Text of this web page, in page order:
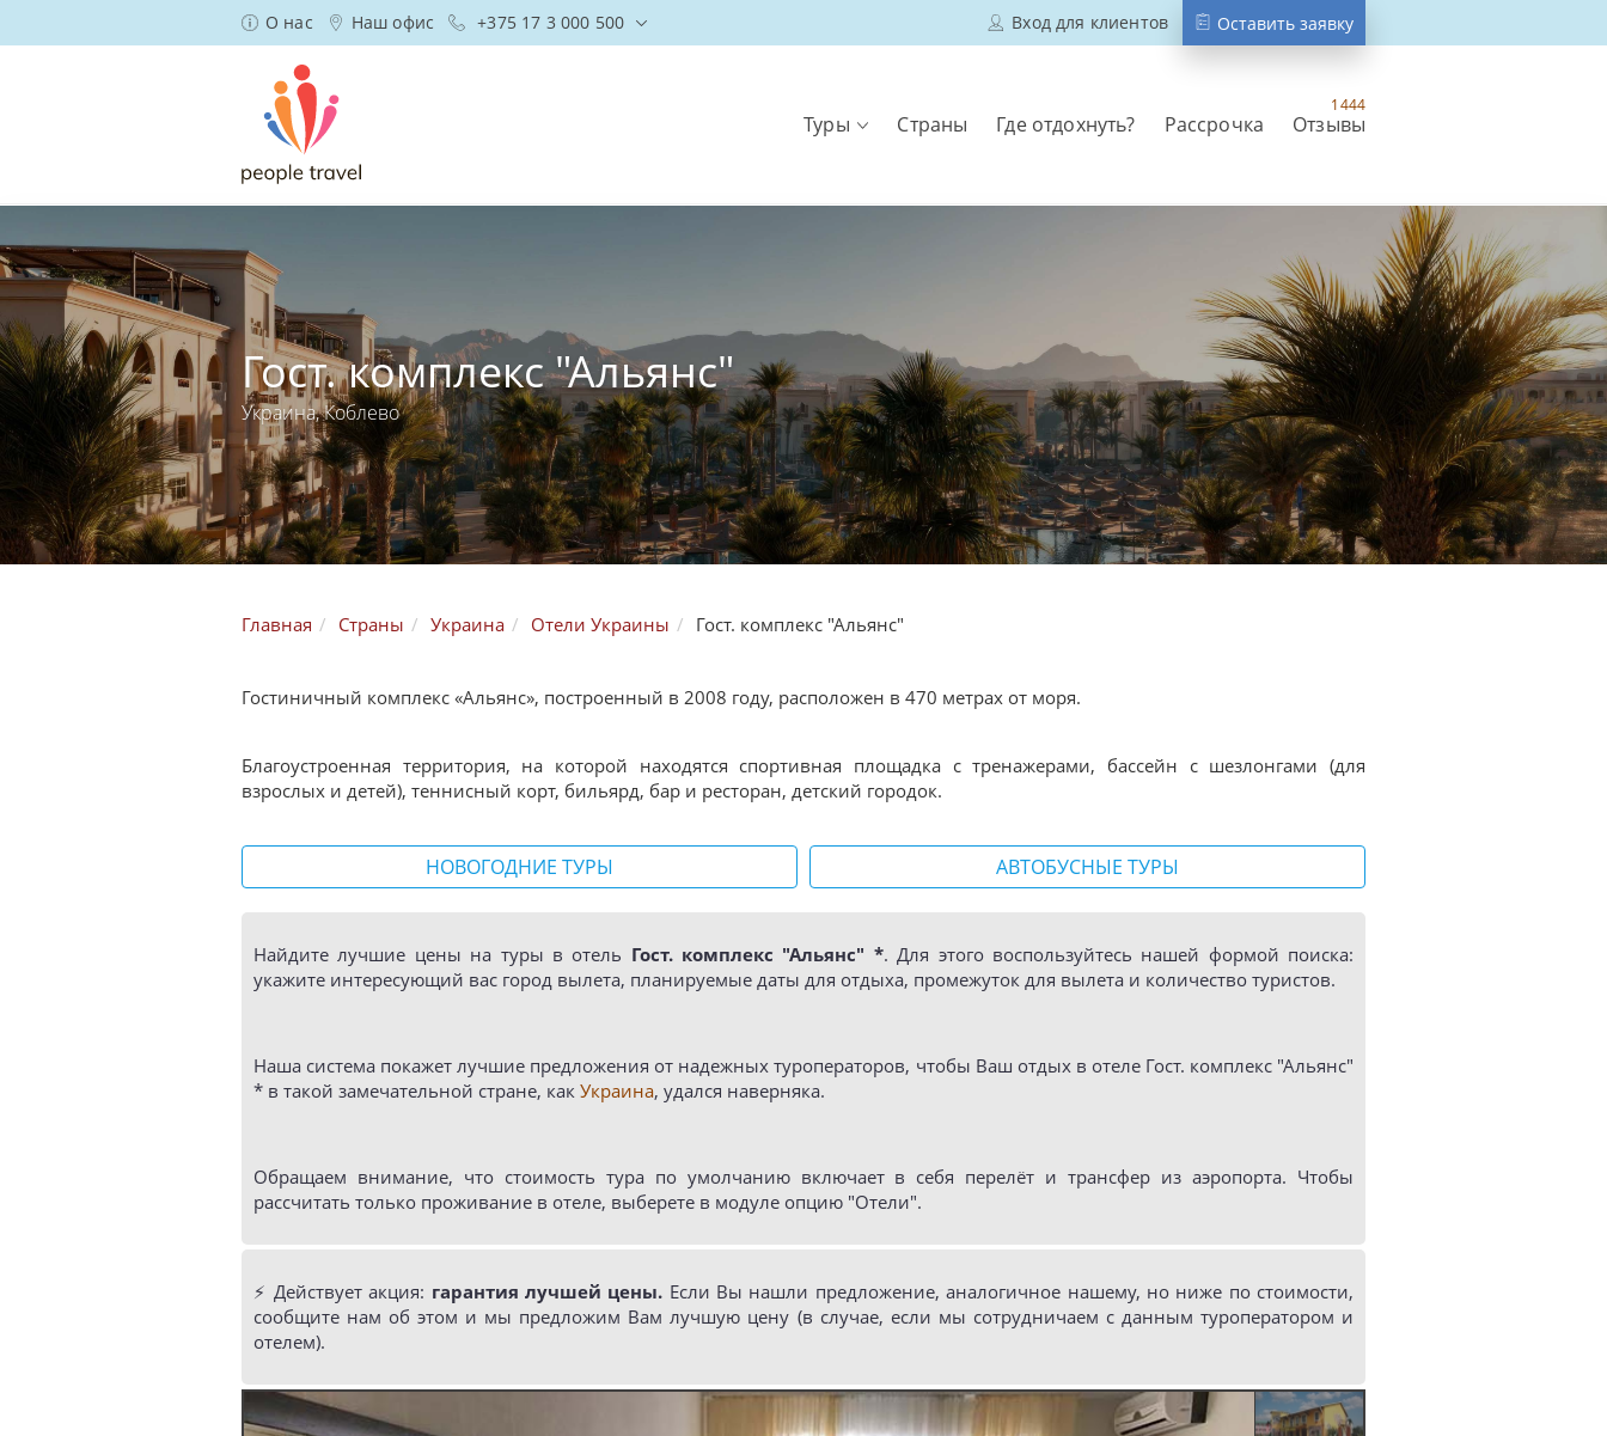
О нас Наш офис +375 17 3 000 500 Вход для клиентов Оставить заявку
Туры Страны Где отдохнуть? Рассрочка Отзывы
1444
Гост. комплекс "Альянс"
Украина, Коблево
Главная Страны Украина Отели Украины Гост. комплекс "Альянс"
Гостиничный комплекс «Альянс», построенный в 2008 году, расположен в 470 метрах от моря.
Благоустроенная территория, на которой находятся спортивная площадка с тренажерами, бассейн с шезлонгами (для
взрослых и детей), теннисный корт, бильярд, бар и ресторан, детский городок.
НОВОГОДНИЕ ТУРЫ АВТОБУСНЫЕ ТУРЫ
Найдите лучшие цены на туры в отель Гост. комплекс "Альянс" *. Для этого воспользуйтесь нашей формой поиска:
укажите интересующий вас город вылета, планируемые даты для отдыха, промежуток для вылета и количество туристов.
Наша система покажет лучшие предложения от надежных туроператоров, чтобы Ваш отдых в отеле Гост. комплекс "Альянс"
* в такой замечательной стране, как Украина, удался наверняка.
Обращаем внимание, что стоимость тура по умолчанию включает в себя перелёт и трансфер из аэропорта. Чтобы
рассчитать только проживание в отеле, выберете в модуле опцию "Отели".
⚡️ Действует акция: гарантия лучшей цены. Если Вы нашли предложение, аналогичное нашему, но ниже по стоимости,
сообщите нам об этом и мы предложим Вам лучшую цену (в случае, если мы сотрудничаем с данным туроператором и
отелем).